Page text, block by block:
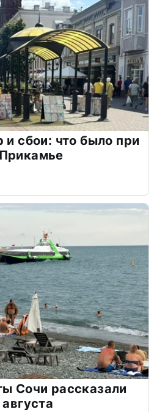
сбои: что было при
Сочи рассказали